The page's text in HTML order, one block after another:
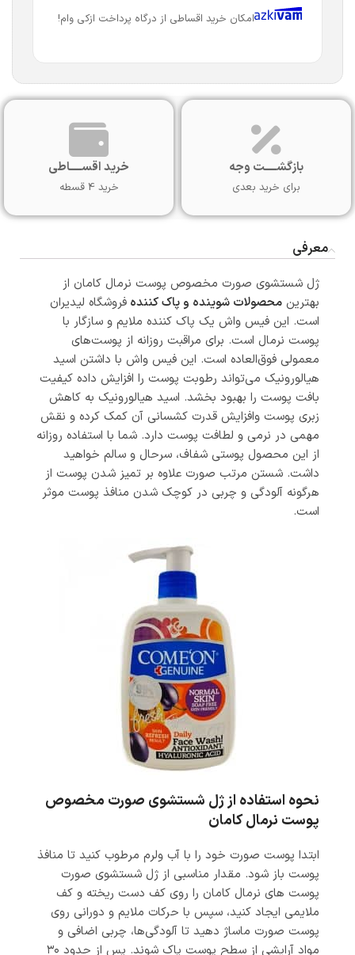
امکان خرید اقساطی از درگاه پرداخت ازکی وام!
بازگشـــــت وجه
برای خرید بعدی
خرید اقســـــاطی
خرید 4 قسطه
معرفی
ژل شستشوی صورت مخصوص پوست نرمال کامان از
بهترین محصولات شوینده و پاک کننده فروشگاه لیدیران
است. این فیس واش یک پاک کننده‌ ملایم و سازگار با
پوست نرمال است. برای مراقبت روزانه از پوست‌های
معمولی فوق‌العاده است. این فیس واش با داشتن اسید
هیالورونیک می‌تواند رطوبت پوست را افزایش داده کیفیت
بافت پوست را بهبود بخشد. اسید هیالورونیک به کاهش
زبری پوست وافزایش قدرت کشسانی آن کمک کرده و نقش
مهمی در نرمی و لطافت پوست دارد. شما با استفاده روزانه
از این محصول پوستی شفاف، سرحال و سالم خواهید
داشت. شستن مرتب صورت علاوه بر تمیز شدن پوست از
هرگونه آلودگی و چربی در کوچک شدن منافذ پوست موثر
است.
نحوه استفاده از ژل شستشوی صورت مخصوص
پوست نرمال کامان
ابتدا پوست صورت خود را با آب ولرم مرطوب کنید تا منافذ
پوست باز شود. مقدار مناسبی از ژل شستشوی صورت
پوست های نرمال کامان را روی کف دست ریخته و کف
ملایمی ایجاد کنید، سپس با حرکات ملایم و دورانی روی
پوست صورت ماساژ دهید تا آلودگی‌ها، چربی اضافی و
مواد آرایشی از سطح پوست پاک شوند. پس از حدود ۳۰